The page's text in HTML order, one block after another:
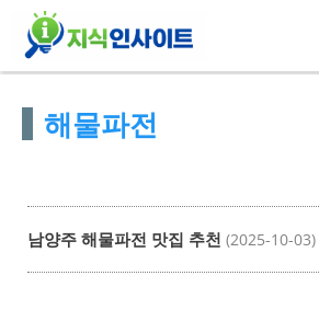
해물파전
남양주 해물파전 맛집 추천 (2025-10-03)